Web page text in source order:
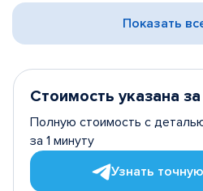
Показать
Стоимость указана
Полную стоимость с
за 1 минуту
Узнать